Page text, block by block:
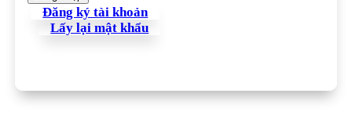
Đăng ký tài khoản
Lấy lại mật khẩu